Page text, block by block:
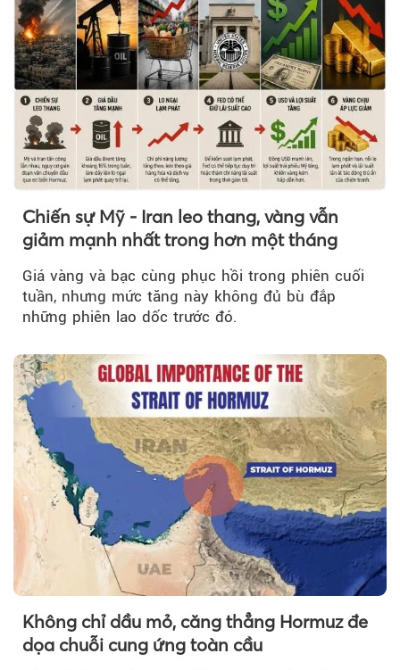
Chiến sự Mỹ - Iran leo thang, vàng vẫn
giảm mạnh nhất trong hơn một tháng
Giá vàng và bạc cùng phục hồi trong phiên cuối
tuần, nhưng mức tăng này không đủ bù đắp
những phiên lao dốc trước đó.
Không chỉ dầu mỏ, căng thẳng Hormuz đe
dọa chuỗi cung ứng toàn cầu